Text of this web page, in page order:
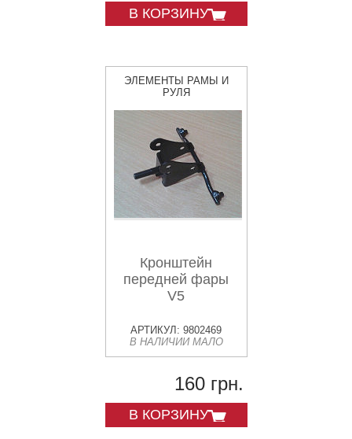
В КОРЗИНУ
ЭЛЕМЕНТЫ РАМЫ И
РУЛЯ
Кронштейн
передней фары
V5
АРТИКУЛ: 9802469
В НАЛИЧИИ МАЛО
160 грн.
В КОРЗИНУ